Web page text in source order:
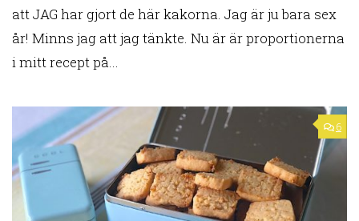
att JAG har gjort de här kakorna. Jag är ju bara sex
år! Minns jag att jag tänkte. Nu är är proportionerna
i mitt recept på...
6